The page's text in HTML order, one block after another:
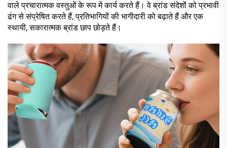
वाले प्रचारात्मक वस्तुओं के रूप में कार्य करते हैं। वे ब्रांड संदेशों को प्रभावी
ढंग से संप्रेषित करते हैं, प्रतिभागियों की भागीदारी को बढ़ाते हैं और एक
स्थायी, सकारात्मक ब्रांड छाप छोड़ते हैं।